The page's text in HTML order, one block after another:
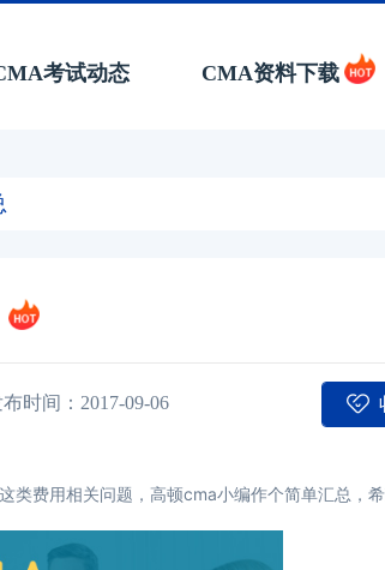
考试动态 CMA资料下载
布时间：2017-09-06
类费用相关问题，高顿cma小编作个简单汇总，